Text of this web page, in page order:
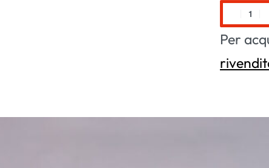
Per